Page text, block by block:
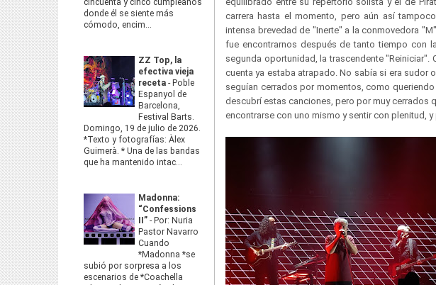
cincuenta y cinco cumpleaños
donde él se siente más
cómodo, encim...
ZZ Top, la
efectiva vieja
receta - Poble
Espanyol de
Barcelona,
Festival Barts.
Domingo, 19 de julio de 2026.
*Texto y fotografías: Àlex
Guimerà. * Una de las bandas
que ha mantenido intac...
Madonna:
“Confessions
II” - Por: Nuria
Pastor Navarro
Cuando
*Madonna *se
subió por sorpresa a los
escenarios de *Coachella
carrera hasta el momento, pero aún así
intensa brevedad de "Inerte" a la conmovedora
fue encontrarnos después de tanto tiempo con
segunda oportunidad, la trascendente "Reiniciar".
cuenta ya estaba atrapado. No sabía si era sudor
seguían cerrados por momentos, como
descubrí estas canciones, pero por muy cerrados
encontrarse con uno mismo y sentir con plenitud,